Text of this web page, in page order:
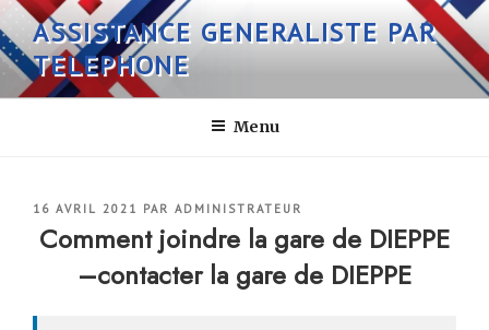
Aller
au
contenu
principal
ASSISTANCE GENERALISTE PAR
TELEPHONE
Menu
PUBLIÉ
LE
16 AVRIL 2021 PAR ADMINISTRATEUR
Comment joindre la gare de DIEPPE
–contacter la gare de DIEPPE